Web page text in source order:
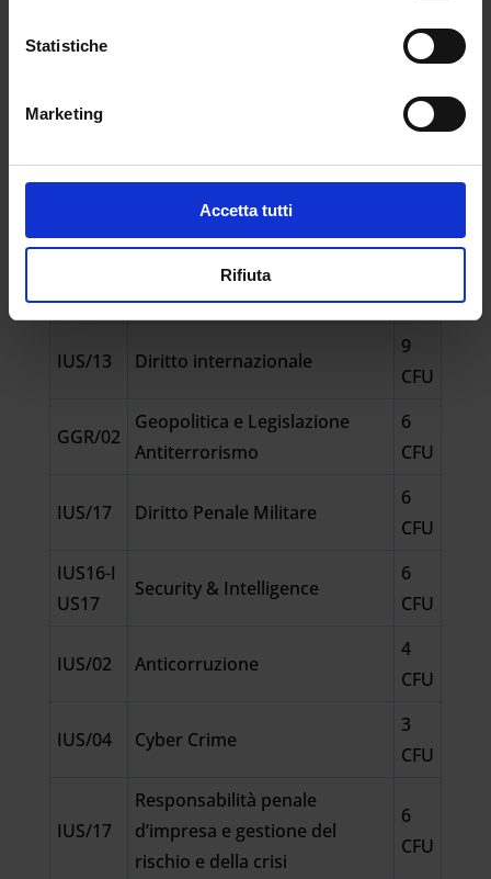
Statistiche
Marketing
Accetta tutti
Rifiuta
Prove previste: verifica orale delle competenze
nelle sedi dell’Università eCampus.
COOPERAZIONE INTERNAZIONALE PER LA
TUTELA DELLA PERSONA E INTELLIGENCE
NAZIONALE
IUS/13 Diritto internazionale
9
CFU
GGR/02
Geopolitica e Legislazione
Antiterrorismo
6
CFU
IUS/17 Diritto Penale Militare
6
CFU
IUS16-I
US17
Security & Intelligence
6
CFU
IUS/02 Anticorruzione
4
CFU
IUS/04 Cyber Crime
3
CFU
IUS/17
Responsabilità penale
d’impresa e gestione del
rischio e della crisi
6
CFU